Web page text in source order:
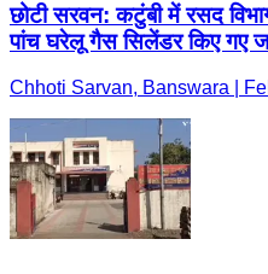
छोटी सरवन: कटुंबी में रसद
पांच घरेलू गैस सिलेंडर किए गए
Chhoti Sarvan, Banswara |